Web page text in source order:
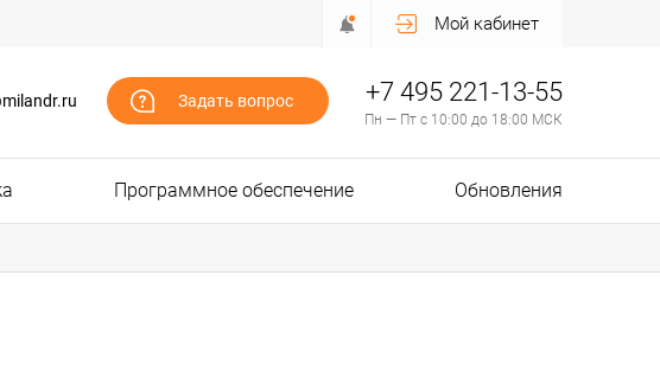
Мой кабинет
Задать вопрос +7 495 221-13-55
Пн — Пт с 10:00 до 18:00 МСК
Программное обеспечение Обновления